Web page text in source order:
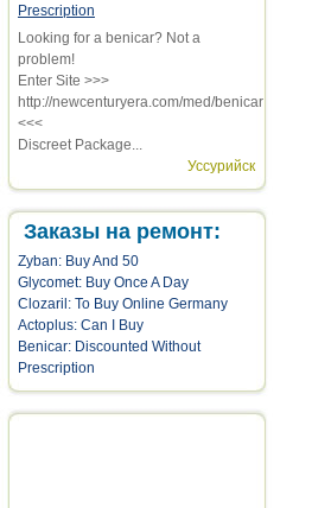
Prescription
Looking for a benicar? Not a
problem!
Enter Site >>>
http://newcenturyera.com/med/benicar
<<<
Discreet Package...
Уссурийск
Заказы на ремонт:
Zyban: Buy And 50
Glycomet: Buy Once A Day
Clozaril: To Buy Online Germany
Actoplus: Can I Buy
Benicar: Discounted Without
Prescription